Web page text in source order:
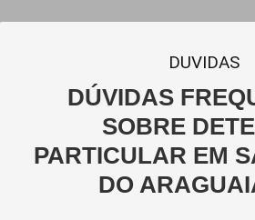
DUVIDAS
DÚVIDAS
SOBRE
PARTICULAR EM
DO